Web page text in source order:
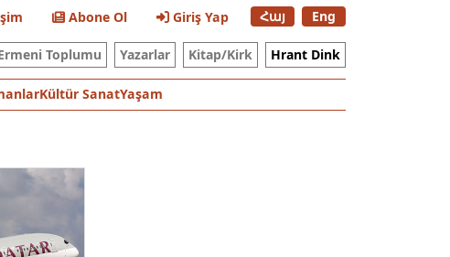
Abone Ol Giriş Yap Հայ Eng
Toplumu Yazarlar Kitap/Kirk Hrant Dink
Kültür SanatYaşam